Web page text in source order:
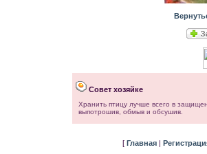
Совет хозяйке
Хранить птицу лучше всего в
выпотрошив, обмыв и обсушив.
[ Главная |